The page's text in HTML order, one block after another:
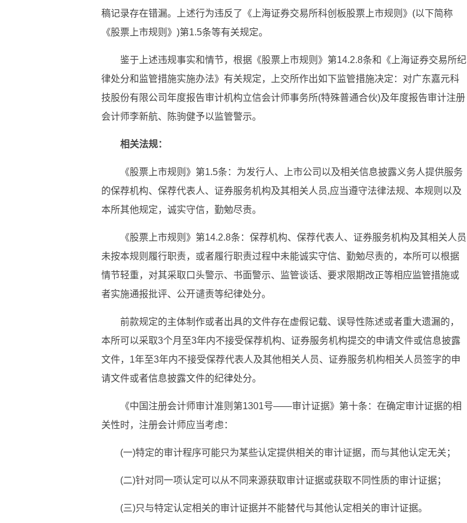
稿记录存在错漏。上述行为违反了《上海证券交易所科创板股票上市规则》(以下简称
《股票上市规则》)第1.5条等有关规定。
鉴于上述违规事实和情节，根据《股票上市规则》第14.2.8条和《上海证券交易所纪
律处分和监管措施实施办法》有关规定，上交所作出如下监管措施决定：对广东嘉元科
技股份有限公司年度报告审计机构立信会计师事务所(特殊普通合伙)及年度报告审计注册
会计师李新航、陈驹健予以监管警示。
相关法规：
《股票上市规则》第1.5条：为发行人、上市公司以及相关信息披露义务人提供服务
的保荐机构、保荐代表人、证券服务机构及其相关人员,应当遵守法律法规、本规则以及
本所其他规定，诚实守信，勤勉尽责。
《股票上市规则》第14.2.8条：保荐机构、保荐代表人、证券服务机构及其相关人员
未按本规则履行职责，或者履行职责过程中未能诚实守信、勤勉尽责的，本所可以根据
情节轻重，对其采取口头警示、书面警示、监管谈话、要求限期改正等相应监管措施或
者实施通报批评、公开谴责等纪律处分。
前款规定的主体制作或者出具的文件存在虚假记载、误导性陈述或者重大遗漏的，
本所可以采取3个月至3年内不接受保荐机构、证券服务机构提交的申请文件或信息披露
文件，1年至3年内不接受保荐代表人及其他相关人员、证券服务机构相关人员签字的申
请文件或者信息披露文件的纪律处分。
《中国注册会计师审计准则第1301号——审计证据》第十条：在确定审计证据的相
关性时，注册会计师应当考虑：
(一)特定的审计程序可能只为某些认定提供相关的审计证据，而与其他认定无关；
(二)针对同一项认定可以从不同来源获取审计证据或获取不同性质的审计证据；
(三)只与特定认定相关的审计证据并不能替代与其他认定相关的审计证据。